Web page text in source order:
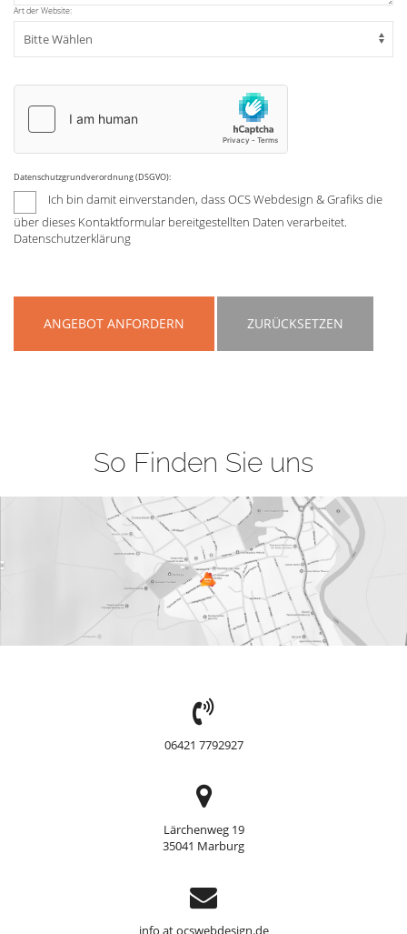
Art der Website:
Datenschutzgrundverordnung (DSGVO):
Ich bin damit einverstanden, dass OCS Webdesign & Grafiks die
über dieses Kontaktformular bereitgestellten Daten verarbeitet.
Datenschutzerklärung
ANGEBOT ANFORDERN ZURÜCKSETZEN
So Finden Sie uns
TEL:
06421 7792927
Adresse
Lärchenweg 19
35041 Marburg
Support
info at ocswebdesign.de